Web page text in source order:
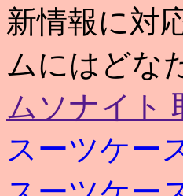
新情報に対
ムにはどな
ムソナイト
スーツケー